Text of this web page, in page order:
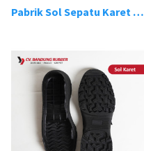
Pabrik Sol Sepatu Karet Bandung 5